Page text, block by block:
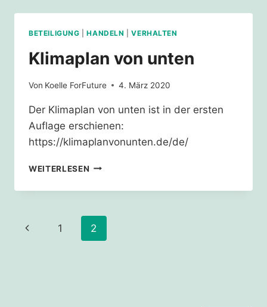
KLIMAGERECHTIGKEITSBEWEGUNG
08.05.2020
BETEILIGUNG |HANDELN |VERHALTEN
Klimaplan von unten
Von Koelle ForFuture 4. März 2020
Der Klimaplan von unten ist in der ersten
Auflage erschienen:
https://klimaplanvonunten.de/de/
WEITERLESEN KLIMAPLAN
UNTEN
Seitennavigation
Vorherige
1 2